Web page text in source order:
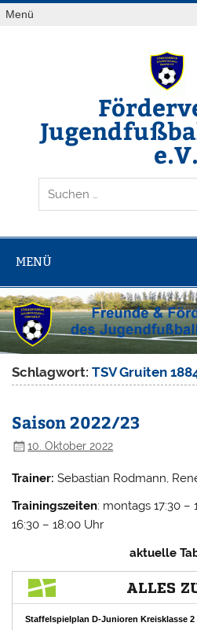
Zum
Inhalt
Menü
e.V.
Freunde & Förderer des
MENÜ
Schlagwort:TSV Gruiten
Saison 2022/23
10. Oktober 2022
Trainer:Sebastian Rodmann,
Trainingszeiten: montags 17:30 –
16:30 – 18:00 Uhr
aktuelle